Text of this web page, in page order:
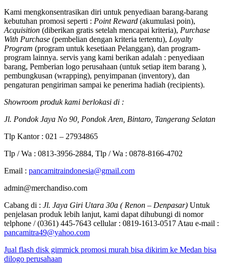
Kami mengkonsentrasikan diri untuk penyediaan barang-barang
kebutuhan promosi seperti : Point Reward (akumulasi poin),
Acquisition (diberikan gratis setelah mencapai kriteria), Purchase
With Purchase (pembelian dengan kriteria tertentu), Loyalty
Program (program untuk kesetiaan Pelanggan), dan program-
program lainnya. servis yang kami berikan adalah : penyediaan
barang, Pemberian logo perusahaan (untuk setiap item barang ),
pembungkusan (wrapping), penyimpanan (inventory), dan
pengaturan pengiriman sampai ke penerima hadiah (recipients).
Showroom produk kami berlokasi di :
Jl. Pondok Jaya No 90, Pondok Aren, Bintaro, Tangerang Selatan
Tlp Kantor : 021 – 27934865
Tlp / Wa : 0813-3956-2884, Tlp / Wa : 0878-8166-4702
Email : pancamitraindonesia@gmail.com
admin@merchandiso.com
Cabang di : Jl. Jaya Giri Utara 30a ( Renon – Denpasar) Untuk
penjelasan produk lebih lanjut, kami dapat dihubungi di nomor
telphone / (0361) 445-7643 cellular : 0819-1613-0517 Atau e-mail :
pancamitra49@yahoo.com
Jual flash disk gimmick promosi murah bisa dikirim ke Medan bisa
dilogo perusahaan